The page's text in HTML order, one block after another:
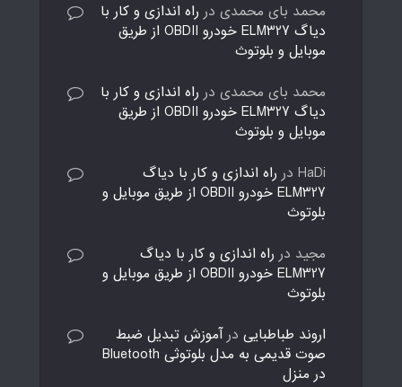
محمد بای محمدی در راه اندازی و کار با
دیاگ ELM327 خودرو OBDII از طریق
موبایل و بلوتوث
محمد بای محمدی در راه اندازی و کار با
دیاگ ELM327 خودرو OBDII از طریق
موبایل و بلوتوث
HaDi در راه اندازی و کار با دیاگ
ELM327 خودرو OBDII از طریق موبایل و
بلوتوث
مجید در راه اندازی و کار با دیاگ
ELM327 خودرو OBDII از طریق موبایل و
بلوتوث
اروند طباطبایی درآموزش تبدیل ضبط
صوت قدیمی به مدل بلوتوثی Bluetooth
در منزل